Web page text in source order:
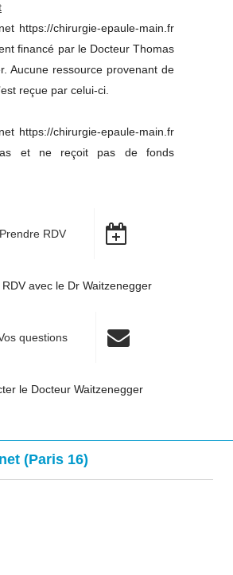
https://chirurgie-epaule-main.fr
financé par le Docteur Thomas
Aucune ressource provenant de
reçue par celui-ci.
https://chirurgie-epaule-main.fr
et ne reçoit pas de fonds
Prendre RDV
avec le Dr Waitzenegger
questions
le Docteur Waitzenegger
(Paris 16)